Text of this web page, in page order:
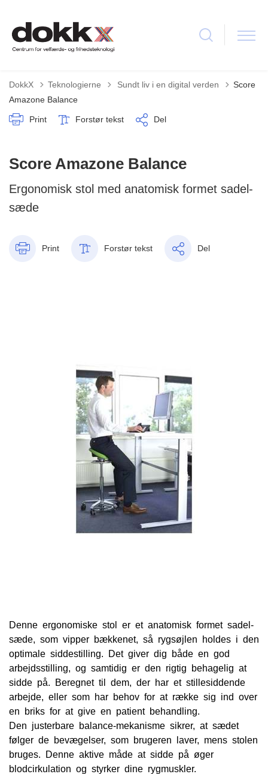
DokkX Teknologierne Tilbage til
Sundt liv i en digital verden
Score
Amazone Balance
Print Forstør tekst Del
Score Amazone Balance
Ergonomisk stol med anatomisk formet sadel-
sæde
Print Forstør tekst Del
Denne ergonomiske stol er et anatomisk formet sadel-
sæde, som vipper bækkenet, så rygsøjlen holdes i den
optimale siddestilling. Det giver dig både en god
arbejdsstilling, og samtidig er den rigtig behagelig at
sidde på. Beregnet til dem, der har et stillesiddende
arbejde, eller som har behov for at række sig ind over
en briks for at give en patient behandling.
Den justerbare balance-mekanisme sikrer, at sædet
følger de bevægelser, som brugeren laver, mens stolen
bruges. Denne aktive måde at sidde på øger
blodcirkulation og styrker dine rygmuskler.